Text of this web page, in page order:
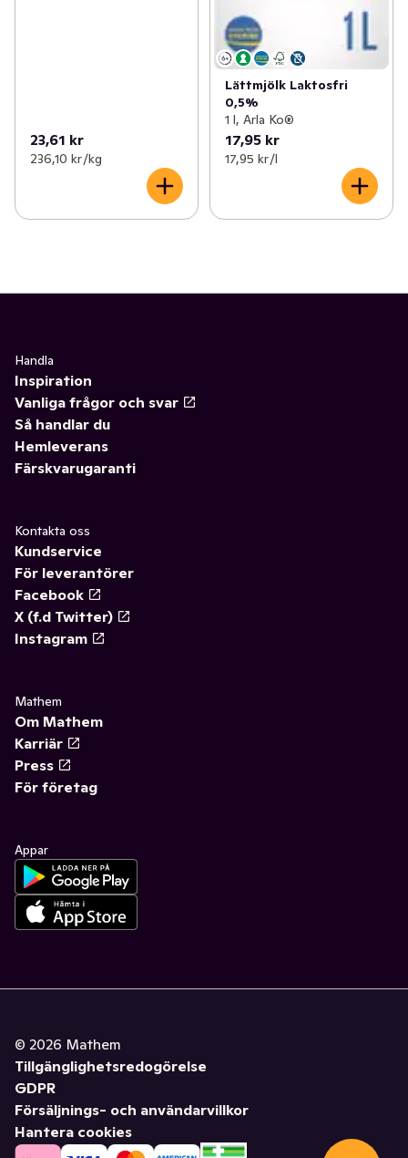
23,61 kr
236,10 kr /kg
Lättmjölk Laktosfri
0,5%
1 l, Arla Ko®
17,95 kr
17,95 kr /l
Handla
Inspiration
Vanliga frågor och svar
Så handlar du
Hemleverans
Färskvarugaranti
Kontakta oss
Kundservice
För leverantörer
Facebook
X (f.d Twitter)
Instagram
Mathem
Om Mathem
Karriär
Press
För företag
Appar
© 2026 Mathem
Tillgänglighetsredogörelse
GDPR
Försäljnings- och användarvillkor
Hantera cookies